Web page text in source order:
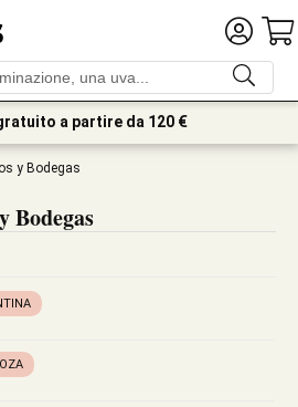
a partire da 120 €
y Bodegas
Bodegas